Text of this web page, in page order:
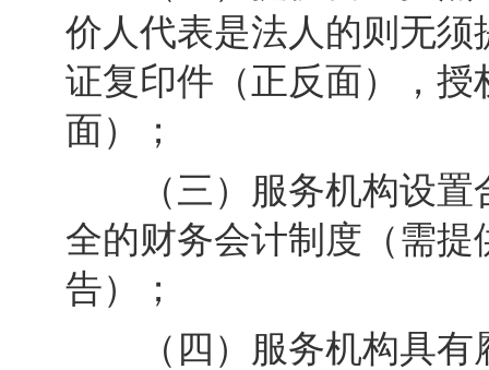
价人代表是法人的则无
证复印件（正反面），
面）；
（三）服务机构设置
全的财务会计制度（需
告）；
（四）服务机构具有